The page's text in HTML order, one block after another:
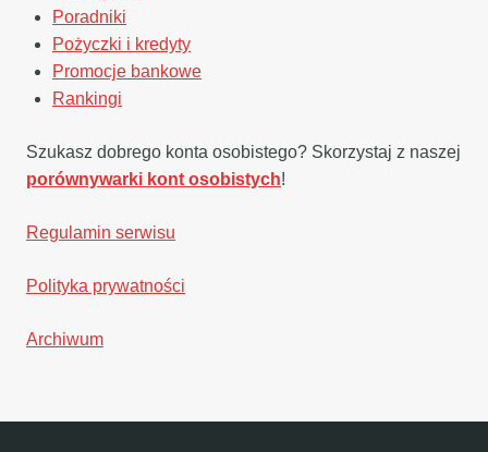
Poradniki
Pożyczki i kredyty
Promocje bankowe
Rankingi
Szukasz dobrego konta osobistego? Skorzystaj z naszej
porównywarki kont osobistych!
Regulamin serwisu
Polityka prywatności
Archiwum